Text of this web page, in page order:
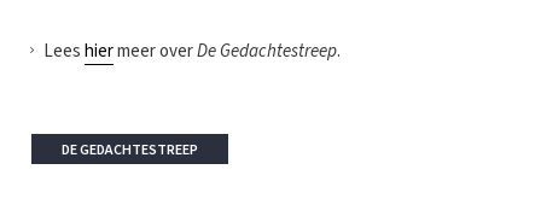
Leeshiermeer overDe Gedachtestreep.
DE GEDACHTESTREEP